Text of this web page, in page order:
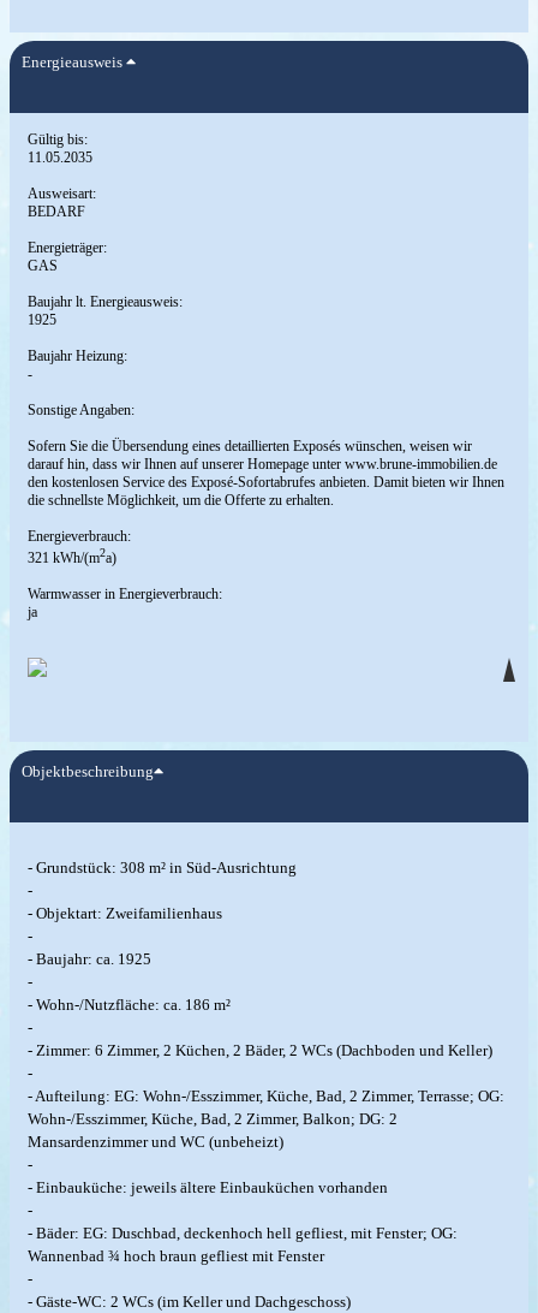
Energieausweis
Gültig bis:
11.05.2035
Ausweisart:
BEDARF
Energieträger:
GAS
Baujahr lt. Energieausweis:
1925
Baujahr Heizung:
-
Sonstige Angaben:
Sofern Sie die Übersendung eines detaillierten Exposés wünschen, weisen wir
darauf hin, dass wir Ihnen auf unserer Homepage unter www.brune-immobilien.de
den kostenlosen Service des Exposé-Sofortabrufes anbieten. Damit bieten wir Ihnen
die schnellste Möglichkeit, um die Offerte zu erhalten.
Energieverbrauch:
321 kWh/(m2a)
Warmwasser in Energieverbrauch:
ja
Objektbeschreibung
- Grundstück: 308 m² in Süd-Ausrichtung
-
- Objektart: Zweifamilienhaus
-
- Baujahr: ca. 1925
-
- Wohn-/Nutzfläche: ca. 186 m²
-
- Zimmer: 6 Zimmer, 2 Küchen, 2 Bäder, 2 WCs (Dachboden und Keller)
-
- Aufteilung: EG: Wohn-/Esszimmer, Küche, Bad, 2 Zimmer, Terrasse; OG:
Wohn-/Esszimmer, Küche, Bad, 2 Zimmer, Balkon; DG: 2
Mansardenzimmer und WC (unbeheizt)
-
- Einbauküche: jeweils ältere Einbauküchen vorhanden
-
- Bäder: EG: Duschbad, deckenhoch hell gefliest, mit Fenster; OG:
Wannenbad ¾ hoch braun gefliest mit Fenster
-
- Gäste-WC: 2 WCs (im Keller und Dachgeschoss)